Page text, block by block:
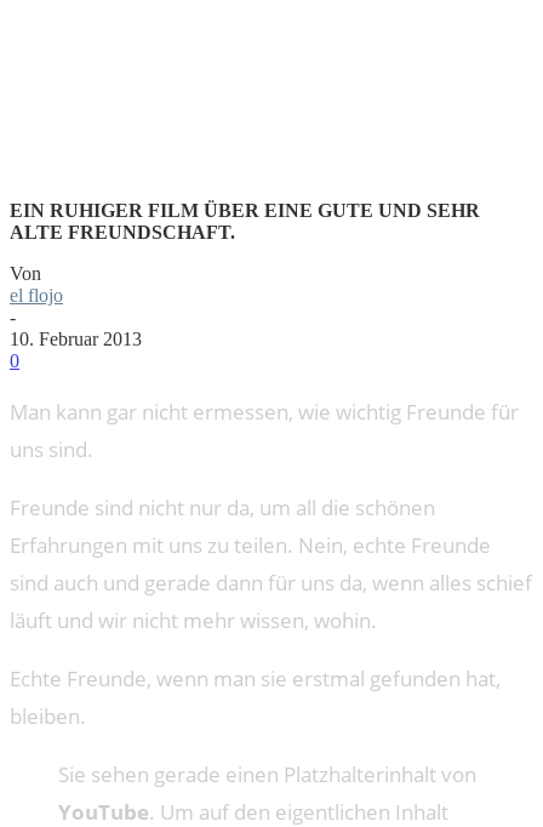
EIN RUHIGER FILM ÜBER EINE GUTE UND SEHR
ALTE FREUNDSCHAFT.
Von
el flojo
-
10. Februar 2013
0
Man kann gar nicht ermessen, wie wichtig Freunde für
uns sind.
Freunde sind nicht nur da, um all die schönen
Erfahrungen mit uns zu teilen. Nein, echte Freunde
sind auch und gerade dann für uns da, wenn alles schief
läuft und wir nicht mehr wissen, wohin.
Echte Freunde, wenn man sie erstmal gefunden hat,
bleiben.
Sie sehen gerade einen Platzhalterinhalt von
YouTube. Um auf den eigentlichen Inhalt